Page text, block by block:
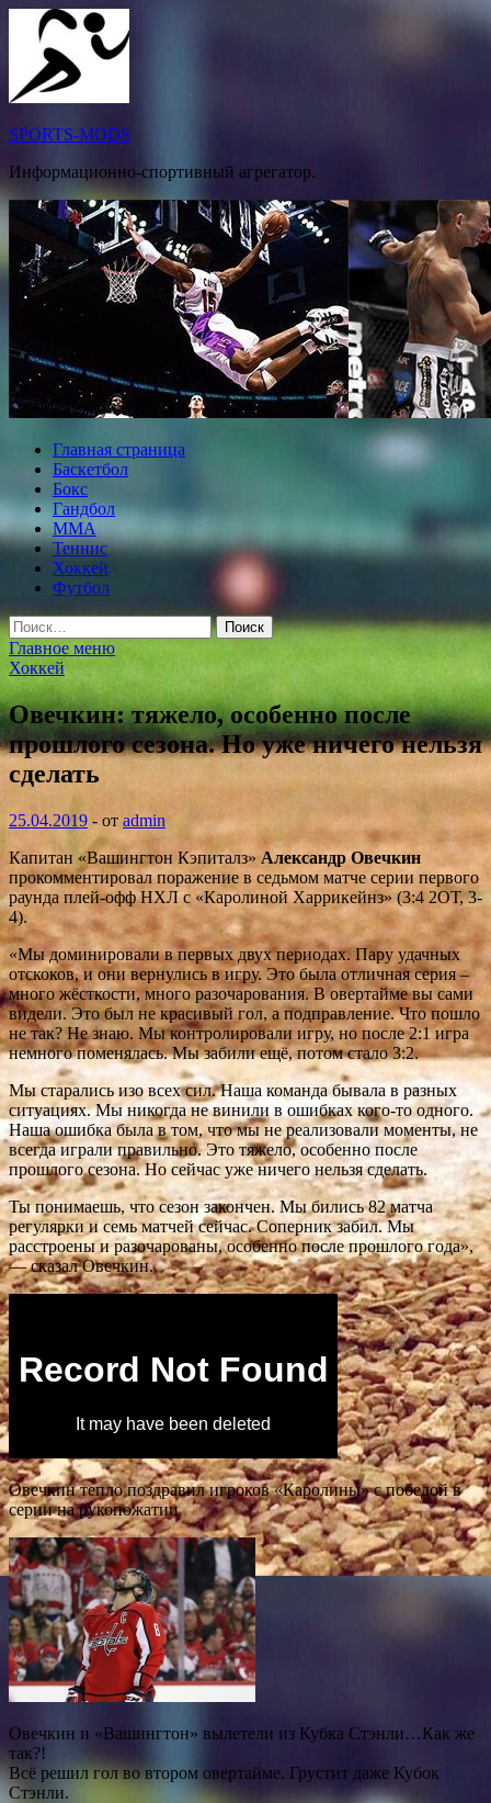
Перейти
содержимому
SPORTS-MODS
Информационно-спортивный агрегатор.
Главная страница
Баскетбол
Бокс
Гандбол
MMA
Теннис
Хоккей
Футбол
Найти:
Главное меню
Хоккей
Овечкин: тяжело, особенно после
прошлого сезона. Но уже ничего нельзя
сделать
25.04.2019 - от admin
Капитан «Вашингтон Кэпиталз» Александр Овечкин
прокомментировал поражение в седьмом матче серии первого
раунда плей-офф НХЛ с «Каролиной Харрикейнз» (3:4 2ОТ, 3-
4).
«Мы доминировали в первых двух периодах. Пару удачных
отскоков, и они вернулись в игру. Это была отличнаясерия –
много жёсткости, много разочарования. В овертайме вы сами
видели. Это был не красивый гол, а подправление. Что пошло
не так? Не знаю. Мы контролировали игру, но после 2:1 игра
немного поменялась. Мы забили ещё, потом стало 3:2.
Мы старались изо всех сил. Наша команда бывала в разных
ситуациях. Мы никогда не винили в ошибках кого-то одного.
Наша ошибка была в том, что мы не реализовали моменты, не
всегда играли правильно. Это тяжело, особенно после
прошлого сезона. Но сейчас уже ничего нельзя сделать.
Ты понимаешь, что сезон закончен. Мы бились 82 матча
регулярки и семь матчей сейчас. Соперник забил. Мы
расстроены и разочарованы, особенно после прошлого года»,
— сказал Овечкин.
Овечкин тепло поздравил игроков «Каролины» с победой в
серии на рукопожатии
Овечкин и «Вашингтон» вылетели из Кубка Стэнли…Как же
так?!
Всё решил гол во втором овертайме. Грустит даже Кубок
Стэнли.